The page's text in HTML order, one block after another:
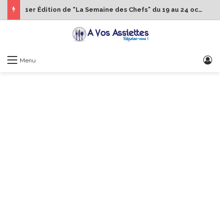
1er Édition de “La Semaine des Chefs” du 19 au 24 octobre 2026
Menu